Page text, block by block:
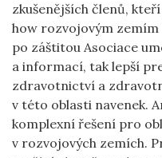
zkušenějších členů,
how rozvojovým zemím
po záštitou Asociace
a informací, tak lepší
zdravotnictví a
v této oblasti navenek.
komplexní řešení pro
v rozvojových zemích.